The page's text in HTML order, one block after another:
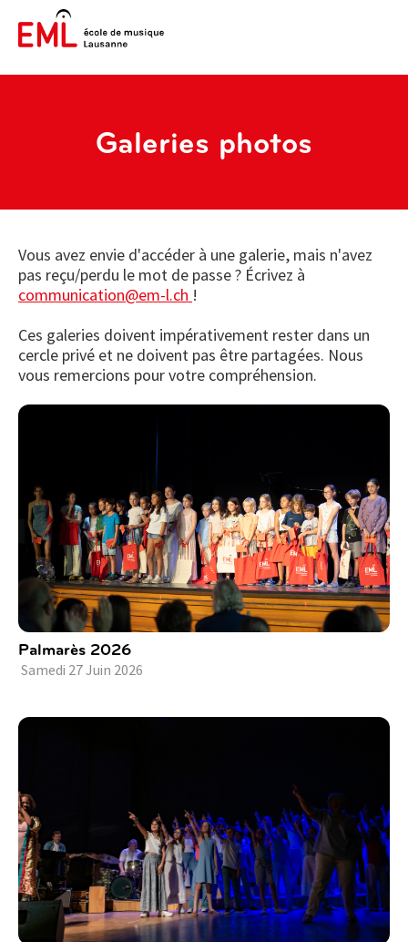
Galeries photos
Vous avez envie d'accéder à une galerie, mais n'avez
pas reçu/perdu le mot de passe ? Écrivez à
communication@em-l.ch !
Ces galeries doivent impérativement rester dans un
cercle privé et ne doivent pas être partagées. Nous
vous remercions pour votre compréhension.
Palmarès 2026
Samedi 27Juin 2026